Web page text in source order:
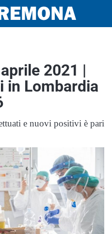
2021 |
in Lombardia
e nuovi positivi è pari